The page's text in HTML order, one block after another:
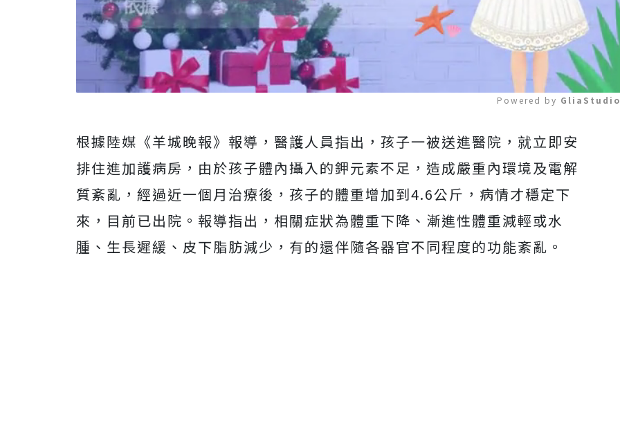
Mute
Powered by
根據陸媒《羊城晚報》報導，醫護人員指出，孩子一被送進醫院，就立即安
排住進加護病房，由於孩子體內攝入的鉀元素不足，造成嚴重內環境及電解
質紊亂，經過近一個月治療後，孩子的體重增加到4.6公斤，病情才穩定下
來，目前已出院。 報導指出，相關症狀為體重下降、漸進性體重減輕或水
腫、生長遲緩、皮下脂肪減少，有的還伴隨各器官不同程度的功能紊亂。